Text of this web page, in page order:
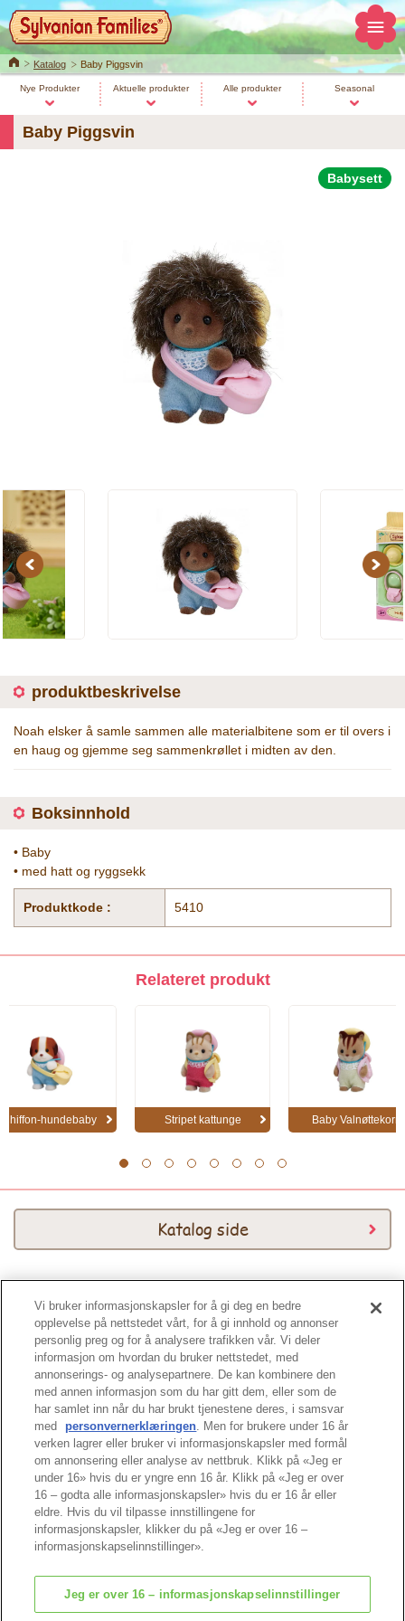
HomeKatalog Baby Piggsvin
Nye Produkter Aktuelle produkter Alle produkter Seasonal
Baby Piggsvin
Babysett
Previous Next
produktbeskrivelse
Noah elsker å samle sammen alle materialbitene som er til overs i
en haug og gjemme seg sammenkrøllet i midten av den.
Boksinnhold
• Baby
• med hatt og ryggsekk
Produktkode : 5410
Relateret produkt
Chiffon-hundebaby Stripet kattunge Baby Valnøttekorn
Katalog side
Katalog 2026
Tuppen av siden
© EPOCH
Vi bruker informasjonskapsler for å gi deg en bedre
opplevelse på nettstedet vårt, for å gi innhold og annonser
personlig preg og for å analysere trafikken vår. Vi deler
informasjon om hvordan du bruker nettstedet, med
annonserings- og analysepartnere. De kan kombinere den
med annen informasjon som du har gitt dem, eller som de
har samlet inn når du har brukt tjenestene deres, i samsvar
med
personvernerklæringen. Men for brukere under 16 år
verken lagrer eller bruker vi informasjonskapsler med formål
om annonsering eller analyse av nettbruk. Klikk på «Jeg er
under 16» hvis du er yngre enn 16 år. Klikk på «Jeg er over
16 – godta alle informasjonskapsler» hvis du er 16 år eller
eldre. Hvis du vil tilpasse innstillingene for
informasjonskapsler, klikker du på «Jeg er over 16 –
informasjonskapselinnstillinger».
Jeg er over 16 – informasjonskapselinnstillinger